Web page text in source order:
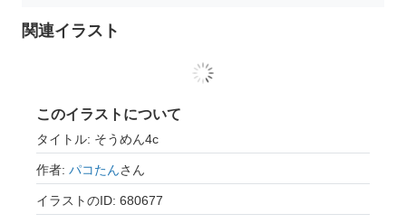
関連イラスト
このイラストについて
タイトル: そうめん4c
作者: パコたんさん
イラストのID: 680677